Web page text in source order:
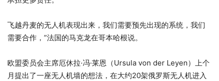
飞越丹麦的无人机表现出来，我们需要预先出现的系统，我们
需要合作，”法国的马克龙在哥本哈根说。
欧盟委员会主席厄休拉·冯·莱恩（Ursula von der Leyen）上个
月提出了一座无人机墙的想法，在大约20架俄罗斯无人机进入